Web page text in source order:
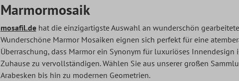
Marmormosaik
mosafil.dehat die einzigartigste Auswahl an wunderschön
Wunderschöne Marmor Mosaiken eignen sich perfekt für eine
Überraschung, dass Marmor ein Synonym für luxuriöses
Zuhause zu vervollständigen. Wählen Sie aus unserer großen
Arabesken bis hin zu modernen Geometrien.